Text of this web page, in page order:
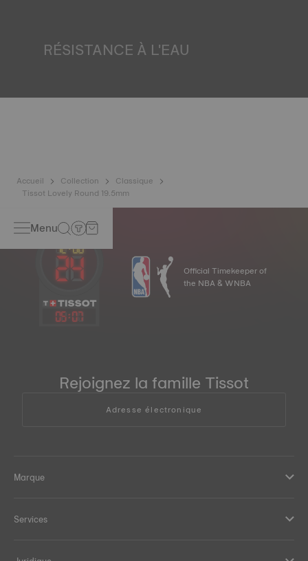
RÉSISTANCE À L'EAU
pression, ainsi qu'à la pénétration de liquides, de gaz et de
Accueil Collection
Classique
Tissot Lovely Round 19.5mm
Menu
05:08
Official Timekeeper of
the NBA & WNBA
Rejoignez la famille Tissot
Adresse électronique
Marque
Services